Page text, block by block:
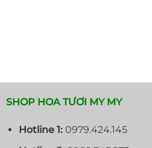
SHOP HOA TƯƠI MY MY
Hotline 1:0979.424.145